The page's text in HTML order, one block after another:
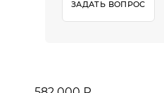
ЗАДАТЬ ВОПРОС